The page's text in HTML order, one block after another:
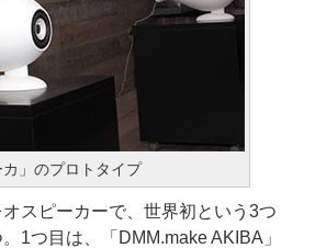
カ」のプロトタイプ
スピーカーで、世界初という3つ
1つ目は、「DMM.make AKIBA」